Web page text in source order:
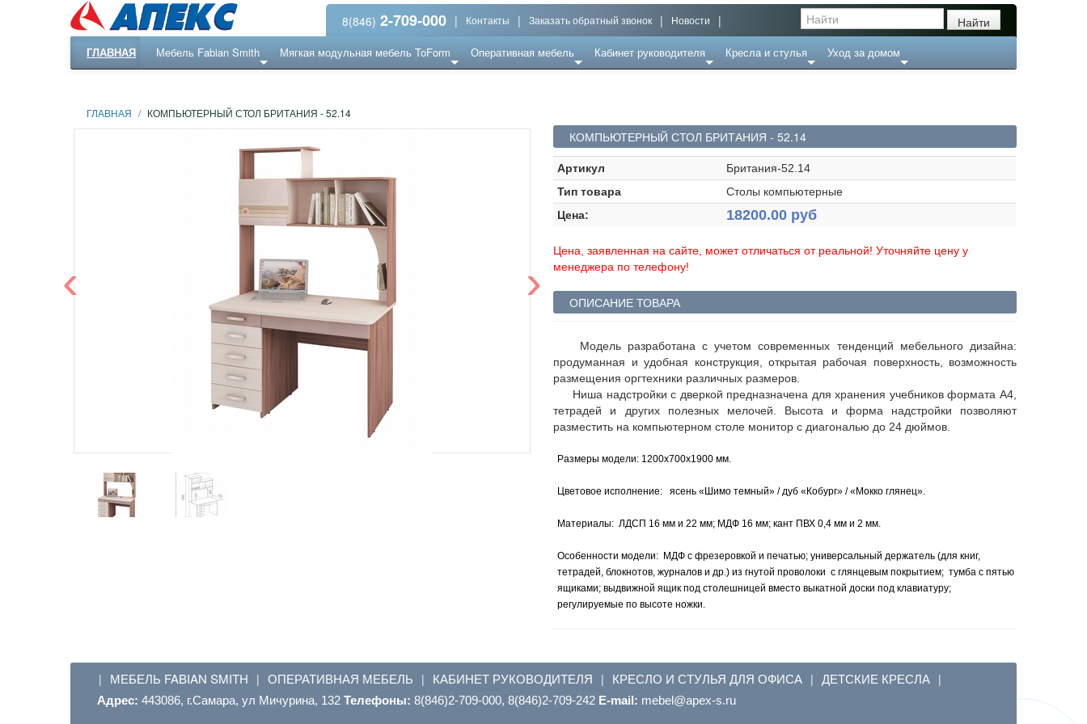
8(846) 2-709-000 | Контакты | Заказать обратный звонок | Новости |
ГЛАВНАЯ Мебель Fabian Smith Мягкая модульная мебель ToForm Оперативная мебель Кабинет руководителя Кресла и стулья Уход за домом
ГЛАВНАЯ / КОМПЬЮТЕРНЫЙ СТОЛ БРИТАНИЯ - 52.14
‹ ›
КОМПЬЮТЕРНЫЙ СТОЛ БРИТАНИЯ - 52.14
Артикул
Британия-52.14
Тип товара
Столы компьютерные
Цена:
18200.00 руб
Цена, заявленная на сайте, может отличаться от реальной! Уточняйте цену у
менеджера по телефону!
ОПИСАНИЕ ТОВАРА
Модель разработана c учетом современных тенденций мебельного дизайна:
продуманная и удобная конструкция, открытая рабочая поверхность, возможность
размещения оргтехники различных размеров.
Ниша надстройки с дверкой предназначена для хранения учебников формата А4,
тетрадей и других полезных мелочей. Высота и форма надстройки позволяют
разместить на компьютерном столе монитор с диагональю до 24 дюймов.
Размеры модели: 1200x700x1900 мм.
Цветовое исполнение: ясень «Шимо темный» / дуб «Кобург» / «Мокко глянец».
Материалы: ЛДСП 16 мм и 22 мм; МДФ 16 мм; кант ПВХ 0,4 мм и 2 мм.
Особенности модели: МДФ с фрезеровкой и печатью; универсальный держатель (для книг,
тетрадей, блокнотов, журналов и др.) из гнутой проволоки с глянцевым покрытием; тумба с пятью
ящиками; выдвижной ящик под столешницей вместо выкатной доски под клавиатуру;
регулируемые по высоте ножки.
| МЕБЕЛЬ FABIAN SMITH | ОПЕРАТИВНАЯ МЕБЕЛЬ | КАБИНЕТ РУКОВОДИТЕЛЯ | КРЕСЛО И СТУЛЬЯ ДЛЯ ОФИСА | ДЕТСКИЕ КРЕСЛА |
Адрес: 443086, г.Самара, ул Мичурина, 132 Телефоны: 8(846)2-709-000, 8(846)2-709-242 E-mail: ur.s-xepa@lebem